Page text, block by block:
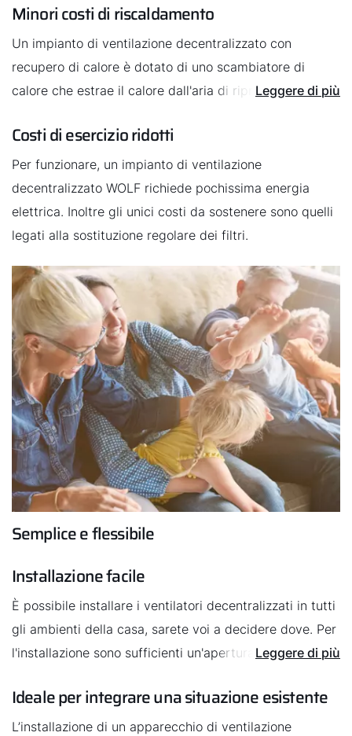
Minori costi di riscaldamento
Un impianto di ventilazione decentralizzato con
recupero di calore è dotato di uno scambiatore di
calore che estrae il calore dall'aria di ripresa e lo usa
ventilazione automatica non comporta quasi
dispersioni di energia termica.
Leggere di più
Costi di esercizio ridotti
Per funzionare, un impianto di ventilazione
decentralizzato WOLF richiede pochissima energia
elettrica. Inoltre gli unici costi da sostenere sono quelli
legati alla sostituzione regolare dei filtri.
Semplice e flessibile
Installazione facile
È possibile installare i ventilatori decentralizzati in tutti
gli ambienti della casa, sarete voi a decidere dove. Per
l'installazione sono sufficienti un'apertura nella parete e
ventilazione decentralizzato non dovrete neppure
sacrificare spazio abitativo.
Leggere di più
Ideale per integrare una situazione esistente
L’installazione di un apparecchio di ventilazione